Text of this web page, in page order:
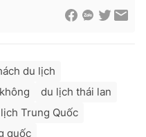
du lịch
du lịch thái lan
Trung Quốc
quốc